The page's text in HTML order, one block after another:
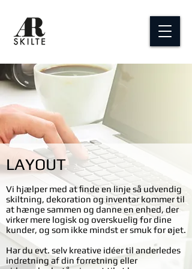
LAYOUT
Vi hjælper med at ﬁnde en linje så udvendig
skiltning, dekoration og inventar kommer til
at hænge sammen og danne en enhed, der
virker mere logisk og overskuelig for dine
kunder, og som ikke mindst er smuk for øjet.
Har du evt. selv kreative idéer til anderledes
indretning af din forretning eller